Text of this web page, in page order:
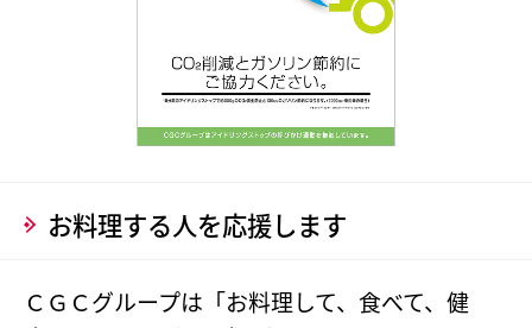
お料理する人を応援します
ＣＧＣグループは「お料理して、食べて、健